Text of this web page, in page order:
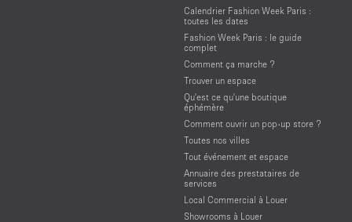
Calendrier Fashion Week Paris :
toutes les dates
Fashion Week Paris : le guide
complet
Comment ça marche ?
Trouver un espace
Qu'est ce qu'une boutique
éphémère
Comment ouvrir un pop-up store ?
Toutes nos villes
Tout événement et espace
Annuaire des prestataires de
services
Local Commercial à Louer
Showrooms à Louer